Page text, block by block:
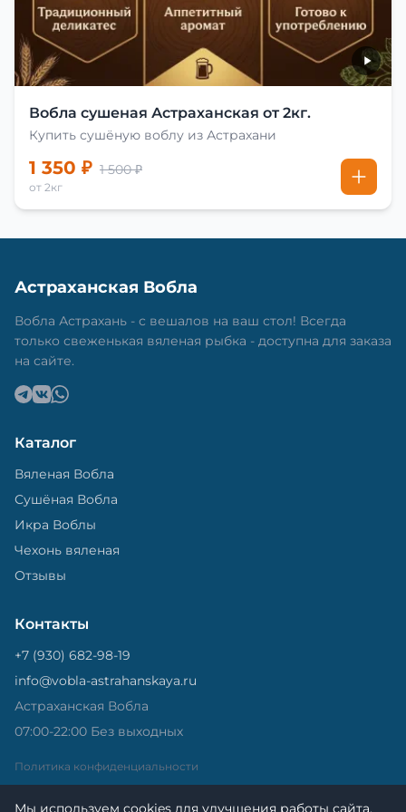
Вобла сушеная Астраханская от 2кг.
Купить сушёную воблу из Астрахани
1 350 ₽ 1 500 ₽
от 2кг
Астраханская Вобла
Вобла Астрахань - с вешалов на ваш стол! Всегда
только свеженькая вяленая рыбка - доступна для заказа
на сайте.
Каталог
Вяленая Вобла
Сушёная Вобла
Икра Воблы
Чехонь вяленая
Отзывы
Контакты
+7 (930) 682-98-19
info@vobla-astrahanskaya.ru
Астраханская Вобла
07:00-22:00 Без выходных
Политика конфиденциальности
Мы используем cookies для улучшения работы сайта.